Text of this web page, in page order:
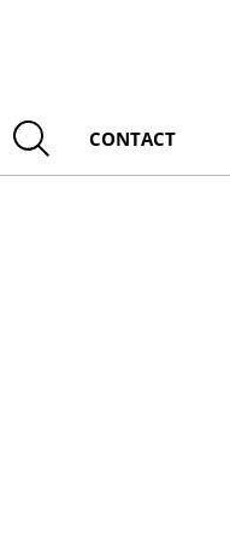
Rechercher
CONTACT